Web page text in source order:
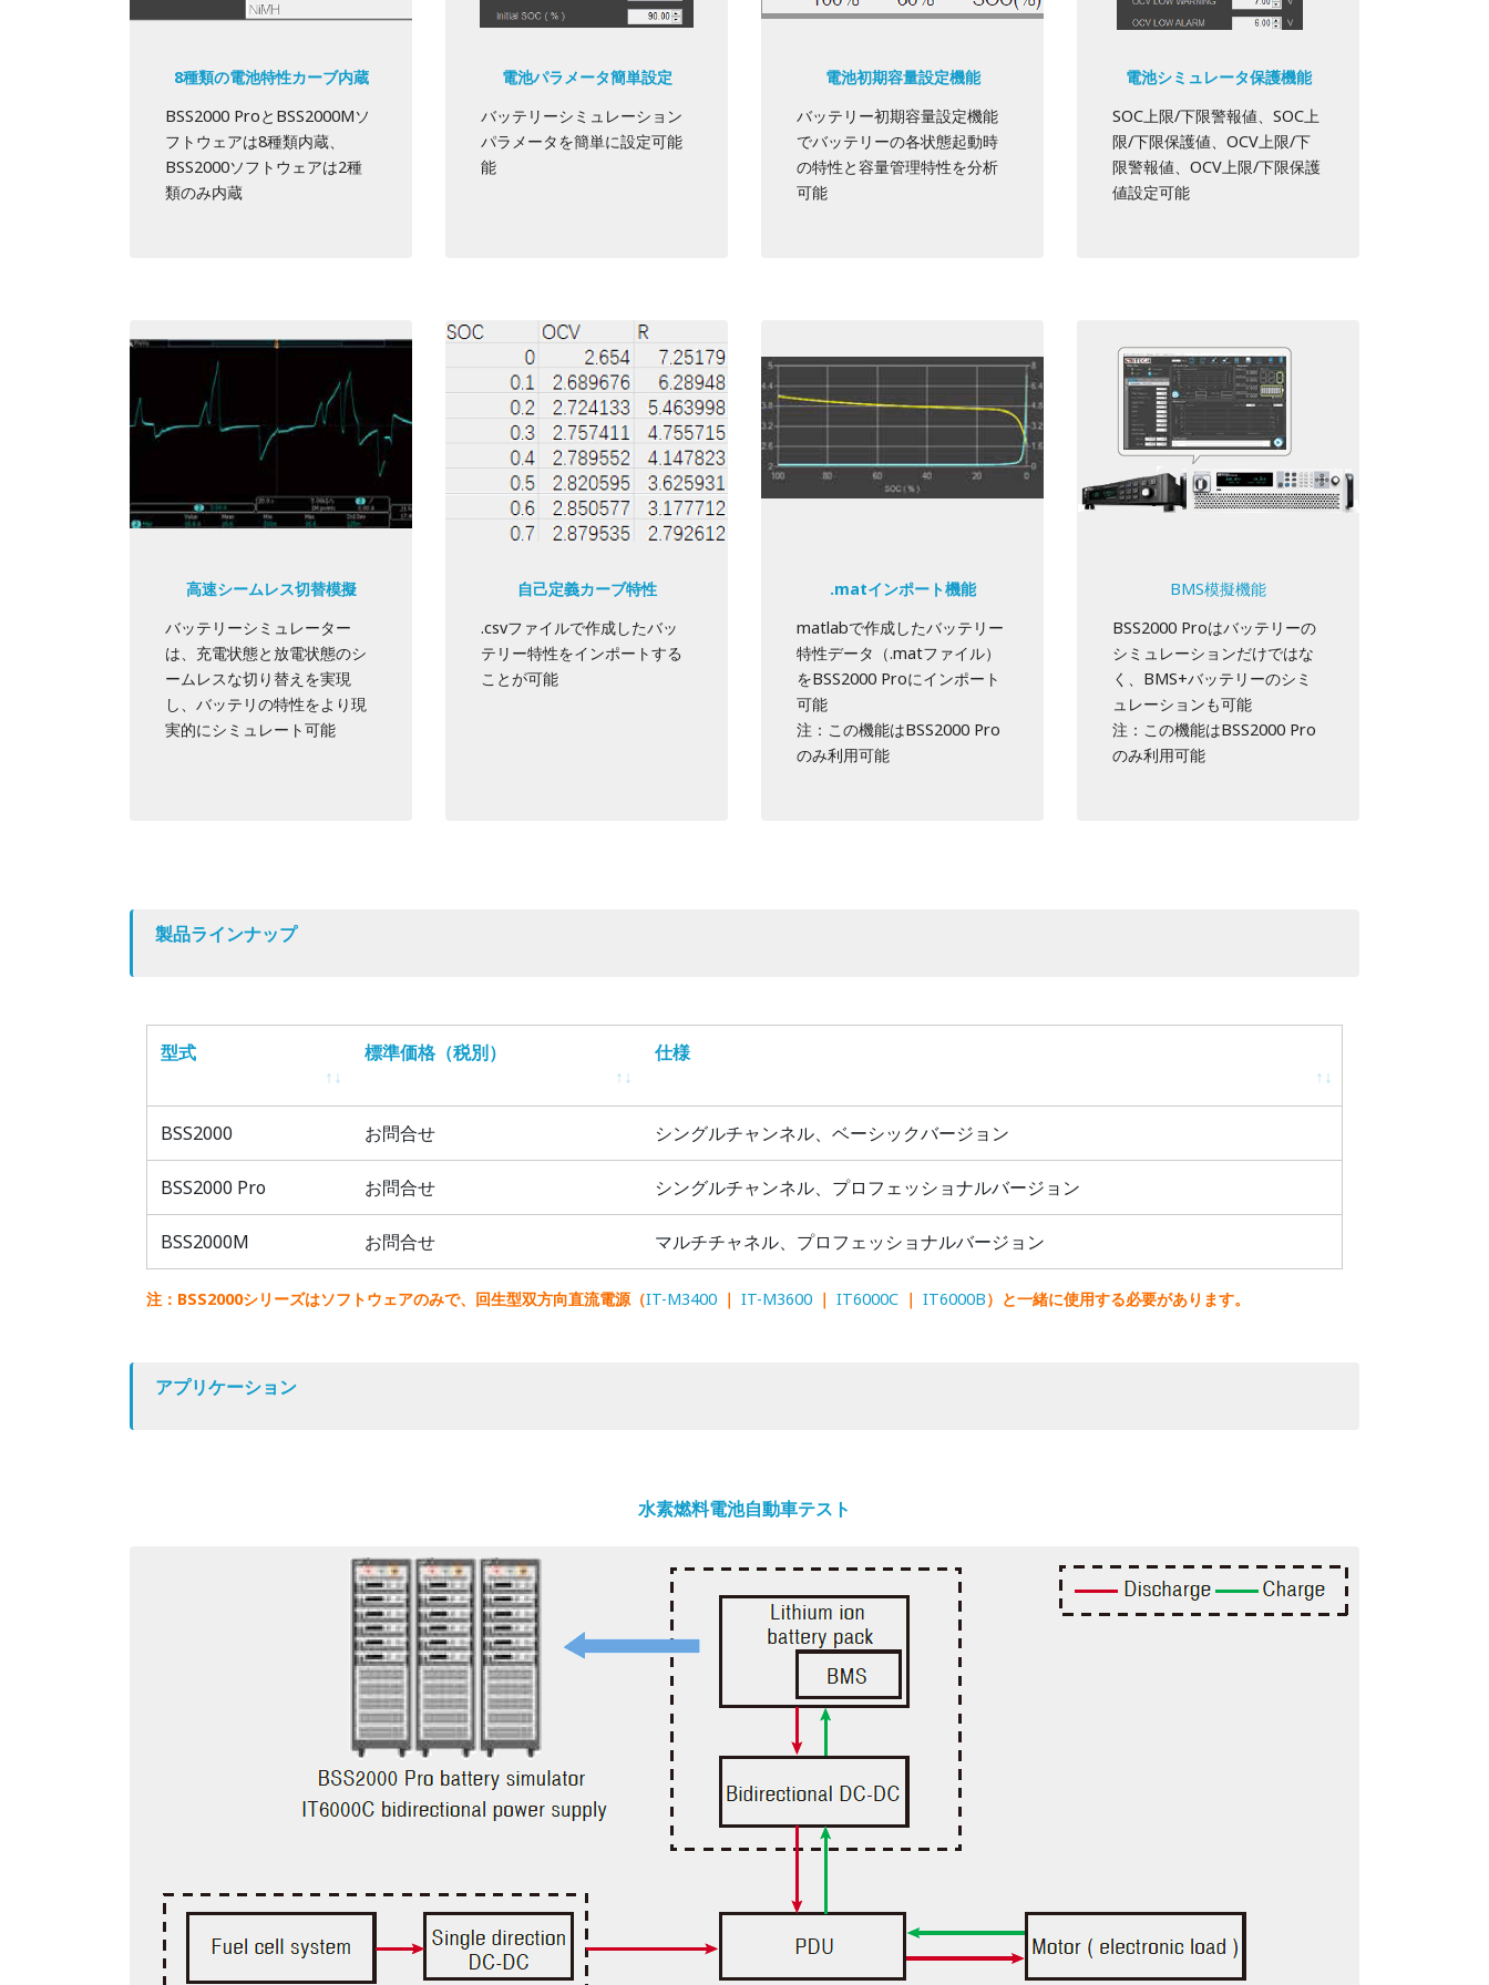
8種類の電池特性カーブ内蔵
BSS2000 ProとBSS2000Mソ
フトウェアは8種類内蔵、
BSS2000ソフトウェアは2種
類のみ内蔵
電池パラメータ簡単設定
バッテリーシミュレーション
パラメータを簡単に設定可能
能
電池初期容量設定機能
バッテリー初期容量設定機能
でバッテリーの各状態起動時
の特性と容量管理特性を分析
可能
電池シミュレータ保護機能
SOC上限/下限警報値、SOC上
限/下限保護値、OCV上限/下
限警報値、OCV上限/下限保護
値設定可能
高速シームレス切替模擬
バッテリーシミュレーター
は、充電状態と放電状態のシ
ームレスな切り替えを実現
し、バッテリの特性をより現
実的にシミュレート可能
自己定義カーブ特性
.csvファイルで作成したバッ
テリー特性をインポートする
ことが可能
.matインポート機能
matlabで作成したバッテリー
特性データ（.matファイル）
をBSS2000 Proにインポート
可能
注：この機能はBSS2000 Pro
のみ利用可能
BMS模擬機能
BSS2000 Proはバッテリーの
シミュレーションだけではな
く、BMS+バッテリーのシミ
ュレーションも可能
注：この機能はBSS2000 Pro
のみ利用可能
製品ラインナップ
型式 標準価格（税別） 仕様
標準価格（税別）
BSS2000 お問合せ シングルチャンネル、ベーシックバージョン
BSS2000 Pro お問合せ シングルチャンネル、プロフェッショナルバージョン
BSS2000M お問合せ マルチチャネル、プロフェッショナルバージョン
注：BSS2000シリーズはソフトウェアのみで、回生型双方向直流電源（IT-M3400 ｜ IT-M3600 ｜ IT6000C ｜ IT6000B）と一緒に使用する必要があります。
アプリケーション
水素燃料電池自動車テスト